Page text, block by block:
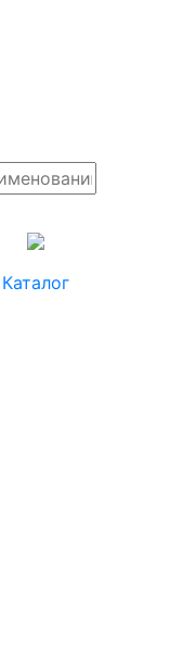
Каталог